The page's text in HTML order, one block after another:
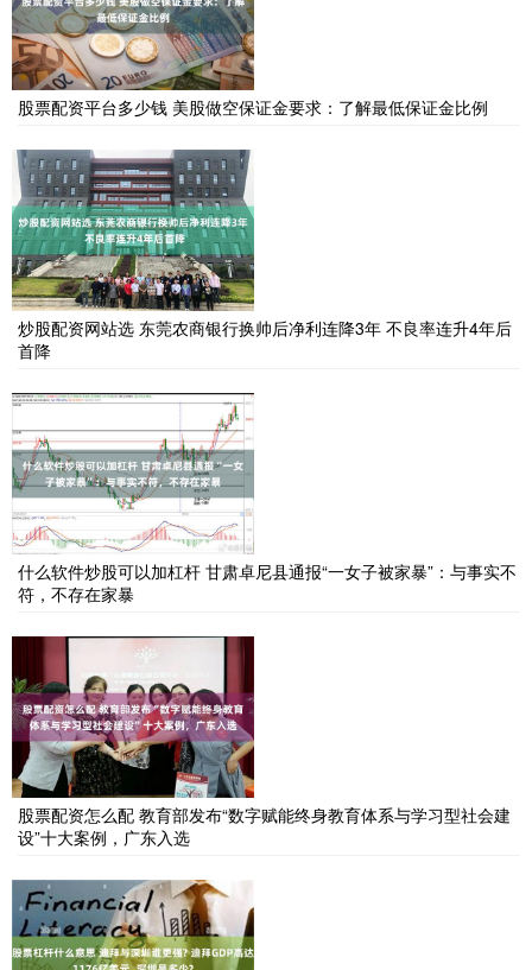
股票配资平台多少钱 美股做空保证金要求：了解最低保证金比例
炒股配资网站选 东莞农商银行换帅后净利连降3年 不良率连升4年后
首降
什么软件炒股可以加杠杆 甘肃卓尼县通报“一女子被家暴”：与事实不
符，不存在家暴
股票配资怎么配 教育部发布“数字赋能终身教育体系与学习型社会建
设”十大案例，广东入选